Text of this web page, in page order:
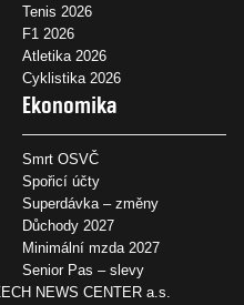
Tenis 2026
F1 2026
Atletika 2026
Cyklistika 2026
Ekonomika
Smrt OSVČ
Spořicí účty
Superdávka – změny
Důchody 2027
Minimální mzda 2027
Senior Pas – slevy
NEWS CENTER a.s.